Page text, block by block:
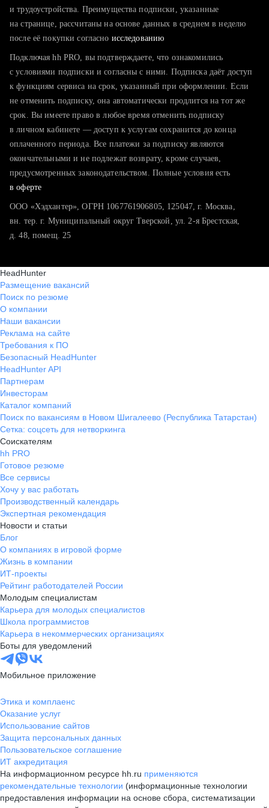
тратите много времени на поиск и вручную поднимаете
хотите сравнить себя с конкурентами и оценить шансы
и трудоустройства. Преимущества подписки, указанные
на странице, рассчитаны на основе данных в среднем в неделю
после её покупки согласно исследованию
Подключая hh PRO, вы подтверждаете, что ознакомились
с условиями подписки и согласны с ними. Подписка даёт доступ
к функциям сервиса на срок, указанный при оформлении. Если
не отменить подписку, она автоматически продлится на тот же
срок. Вы имеете право в любое время отменить подписку
в личном кабинете — доступ к услугам сохранится до конца
оплаченного периода. Все платежи за подписку являются
окончательными и не подлежат возврату, кроме случаев,
предусмотренных законодательством. Полные условия есть
в оферте
ООО «Хэдхантер», ОГРН 1067761906805, 125047, г. Москва,
вн. тер. г. Муниципальный округ Тверской, ул. 2-я Брестская,
д. 48, помещ. 25
HeadHunter
Размещение вакансий
Поиск по резюме
О компании
Наши вакансии
Реклама на сайте
Требования к ПО
Безопасный HeadHunter
HeadHunter API
Партнерам
Инвесторам
Каталог компаний
Поиск по вакансиям в Новом Шигалеево (Республика Татарстан)
Сетка: соцсеть для нетворкинга
Соискателям
hh PRO
Готовое резюме
Все сервисы
Хочу у вас работать
Производственный календарь
Экспертная рекомендация
Новости и статьи
Блог
О компаниях в игровой форме
Жизнь в компании
ИТ-проекты
Рейтинг работодателей России
Молодым специалистам
Карьера для молодых специалистов
Школа программистов
Карьера в некоммерческих организациях
Боты для уведомлений
Мобильное приложение
Этика и комплаенс
Оказание услуг
Использование сайтов
Защита персональных данных
Пользовательское соглашение
ИТ аккредитация
На информационном ресурсе hh.ru применяются
рекомендательные технологии (информационные технологии
предоставления информации на основе сбора, систематизации